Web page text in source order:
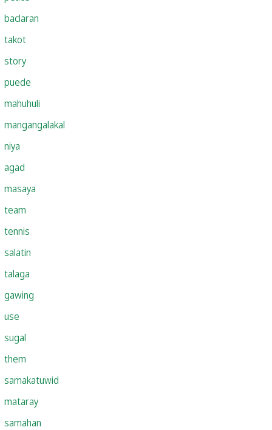
baclaran
takot
story
puede
mahuhuli
mangangalakal
niya
agad
masaya
team
tennis
salatin
talaga
gawing
use
sugal
them
samakatuwid
mataray
samahan